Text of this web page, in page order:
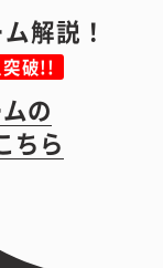
解説！
突破!!
の
ちら